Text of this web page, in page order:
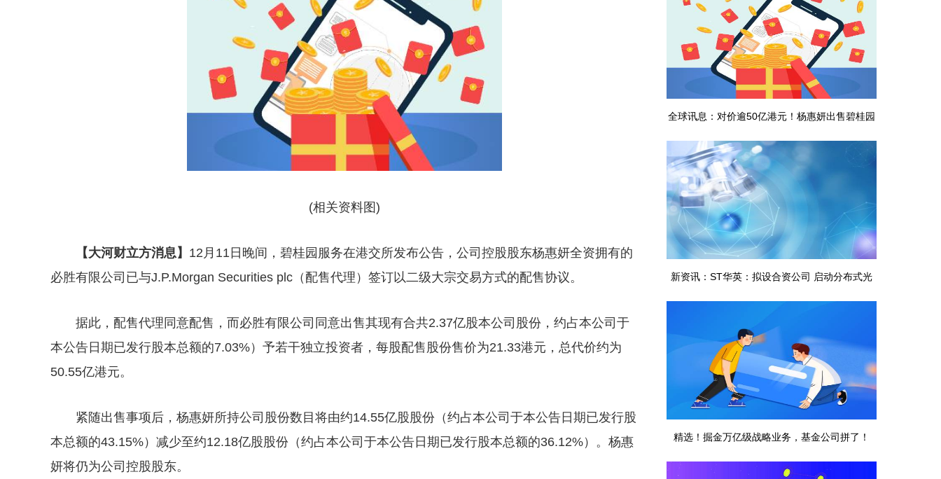
(相关资料图)
【大河财立方消息】 12月11日晚间，碧桂园服务在港交所发布公告，公司控股股东杨惠妍全资拥有的
必胜有限公司已与J.P.Morgan Securities plc（配售代理）签订以二级大宗交易方式的配售协议。
据此，配售代理同意配售，而必胜有限公司同意出售其现有合共2.37亿股本公司股份，约占本公司于
本公告日期已发行股本总额的7.03%）予若干独立投资者，每股配售股份售价为21.33港元，总代价约为
50.55亿港元。
紧随出售事项后，杨惠妍所持公司股份数目将由约14.55亿股股份（约占本公司于本公告日期已发行股
本总额的43.15%）减少至约12.18亿股股份（约占本公司于本公告日期已发行股本总额的36.12%）。杨惠
妍将仍为公司控股股东。
全球讯息：对价逾50亿港元！杨惠妍出售碧桂园
服务7％股份
新资讯：ST华英：拟设合资公司 启动分布式光
精选！掘金万亿级战略业务，基金公司拼了！